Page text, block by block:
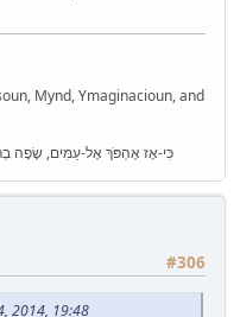
Mynd, Ymaginacioun, and
כִּי-אָז אֶהְפֹּךְ אֶל-עַמִּים, שָׂפָה
#306
2014, 19:48